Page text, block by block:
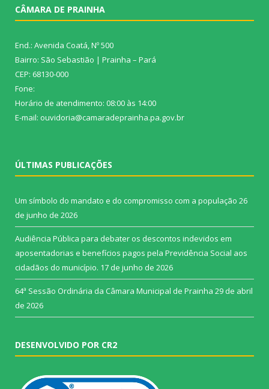
CÂMARA DE PRAINHA
End.: Avenida Coatá, Nº 500
Bairro: São Sebastião | Prainha – Pará
CEP: 68130-000
Fone:
Horário de atendimento: 08:00 às 14:00
E-mail: ouvidoria@camaradeprainha.pa.gov.br
ÚLTIMAS PUBLICAÇÕES
Um símbolo do mandato e do compromisso com a população 26
de junho de 2026
Audiência Pública para debater os descontos indevidos em
aposentadorias e benefícios pagos pela Previdência Social aos
cidadãos do município. 17 de junho de 2026
64ª Sessão Ordinária da Câmara Municipal de Prainha 29 de abril
de 2026
DESENVOLVIDO POR CR2